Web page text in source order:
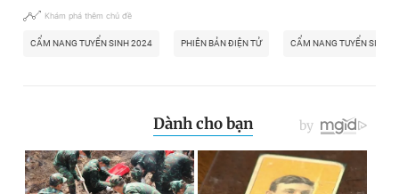
Khám phá thêm chủ đề
CẨM NANG TUYỂN SINH 2024 PHIÊN BẢN ĐIỆN TỬ CẨM NANG TUYỂN SINH